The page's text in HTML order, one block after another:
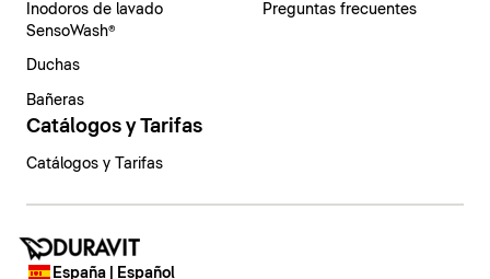
Inodoros de lavado
SensoWash®
Duchas
Bañeras
Preguntas frecuentes
Catálogos y Tarifas
Catálogos y Tarifas
España | Español